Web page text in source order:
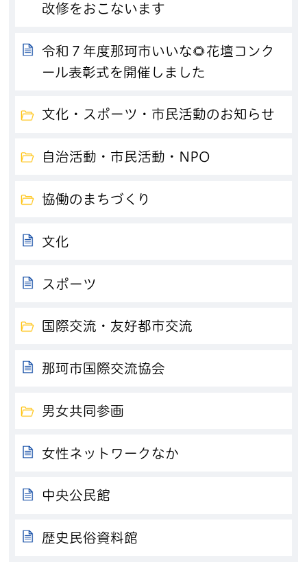
改修をおこないます
令和７年度那珂市いいな🌻花壇コンク
ール表彰式を開催しました
文化・スポーツ・市民活動のお知らせ
自治活動・市民活動・NPO
協働のまちづくり
文化
スポーツ
国際交流・友好都市交流
那珂市国際交流協会
男女共同参画
女性ネットワークなか
中央公民館
歴史民俗資料館